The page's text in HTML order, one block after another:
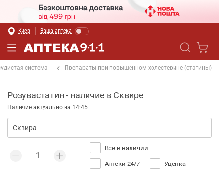
Киев Ваша аптека
система Препараты при повышенном холестерине (статины)
Розувастатин - наличие в Сквире
Наличие актуально на 14:45
Все в наличии
Аптеки 24/7 Уценка